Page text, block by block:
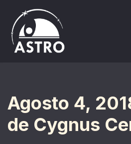
Saltar
al
contenido
Agosto 4,
de Cygnus